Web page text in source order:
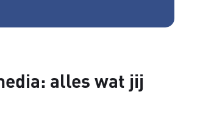
alles wat jij